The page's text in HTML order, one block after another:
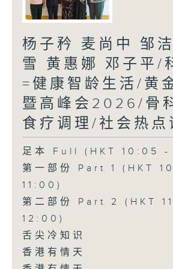
杨子矜 麦尚中 邹
雪 黄惠娜 邓子平/
=健康智龄生活/黄
暨高峰会2026/骨
食疗调理/社会热点
足本 Full (HKT 10:05 -
第一部份 Part 1 (HKT
11:00)
第二部份 Part 2 (HKT
12:00)
舌尖冷知识
香港有情天